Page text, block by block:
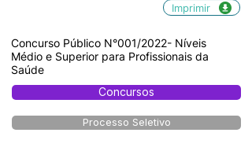
Imprimir
Concurso Público N°001/2022- Níveis
Médio e Superior para Profissionais da
Saúde
Concursos
Processo Seletivo